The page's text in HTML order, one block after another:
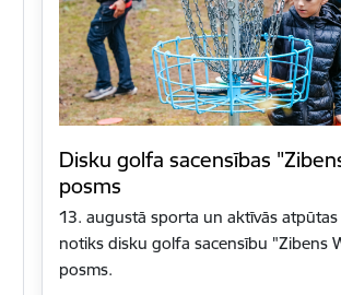
Disku golfa sacensības
posms
13. augustā sporta un aktīvās
notiks disku golfa sacensību "Zibens
posms.